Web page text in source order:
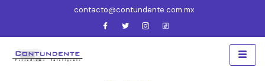
contacto@contundente.com.mx